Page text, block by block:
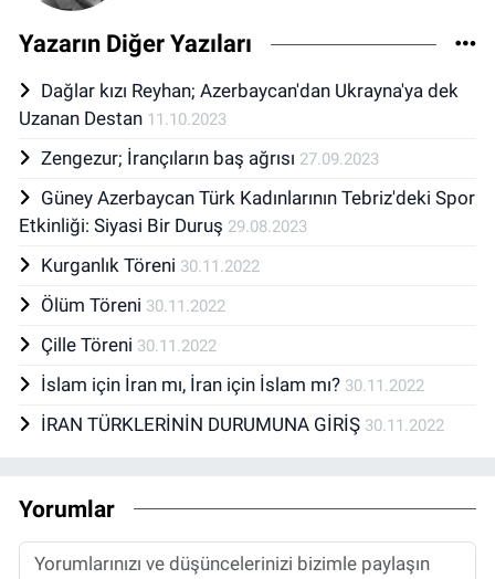
Yazarın Diğer Yazıları
Dağlar kızı Reyhan; Azerbaycan'dan Ukrayna'ya dek
Uzanan Destan 11.10.2023
Zengezur; İrançıların baş ağrısı 27.09.2023
Güney Azerbaycan Türk Kadınlarının Tebriz'deki Spor
Etkinliği: Siyasi Bir Duruş 29.08.2023
Kurganlık Töreni 30.11.2022
Ölüm Töreni 30.11.2022
Çille Töreni 30.11.2022
İslam için İran mı, İran için İslam mı? 30.11.2022
İRAN TÜRKLERİNİN DURUMUNA GİRİŞ 30.11.2022
Yorumlar